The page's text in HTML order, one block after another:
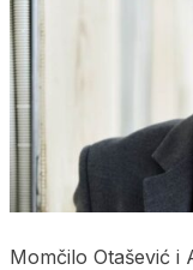
Momčilo Otašević i